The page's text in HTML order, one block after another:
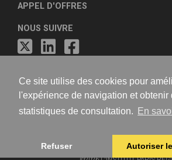
Ce site utilise des cookies pour
l'expérience de navigation et obtenir
statistiques de consultation.
En
Refuser Autoriser
APPEL D'OFFRES
NOUS SUIVRE
FÉDÉRATION NATIONALE DES